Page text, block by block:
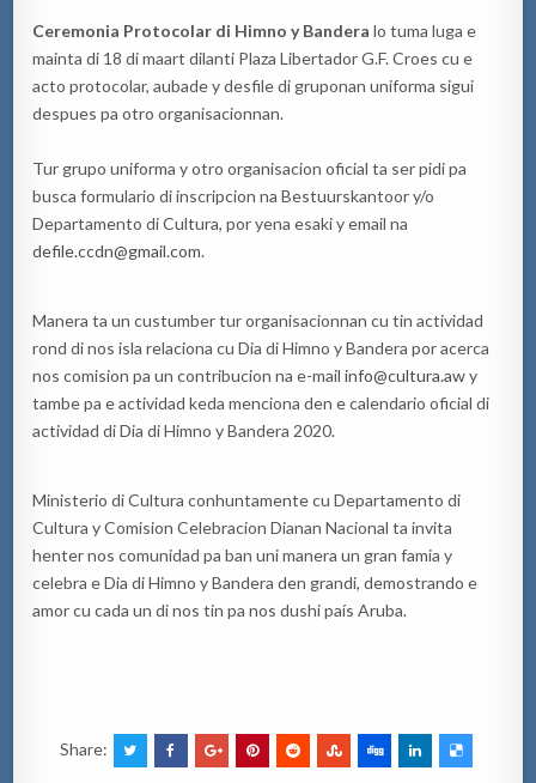
Ceremonia Protocolar di Himno y Bandera lo tuma luga e
mainta di 18 di maart dilanti Plaza Libertador G.F. Croes cu e
acto protocolar, aubade y desfile di gruponan uniforma sigui
despues pa otro organisacionnan.
Tur grupo uniforma y otro organisacion oficial ta ser pidi pa
busca formulario di inscripcion na Bestuurskantoor y/o
Departamento di Cultura, por yena esaki y email na
defile.ccdn@gmail.com.
Manera ta un custumber tur organisacionnan cu tin actividad
rond di nos isla relaciona cu Dia di Himno y Bandera por acerca
nos comision pa un contribucion na e-mailinfo@cultura.awy
tambe pa e actividad keda menciona den e calendario oficial di
actividad di Dia di Himno y Bandera 2020.
Ministerio di Cultura conhuntamente cu Departamento di
Cultura y Comision Celebracion Dianan Nacional ta invita
henter nos comunidad pa ban uni manera un gran famia y
celebra e Dia di Himno y Bandera den grandi, demostrando e
amor cu cada un di nos tin pa nos dushi país Aruba.
Share: